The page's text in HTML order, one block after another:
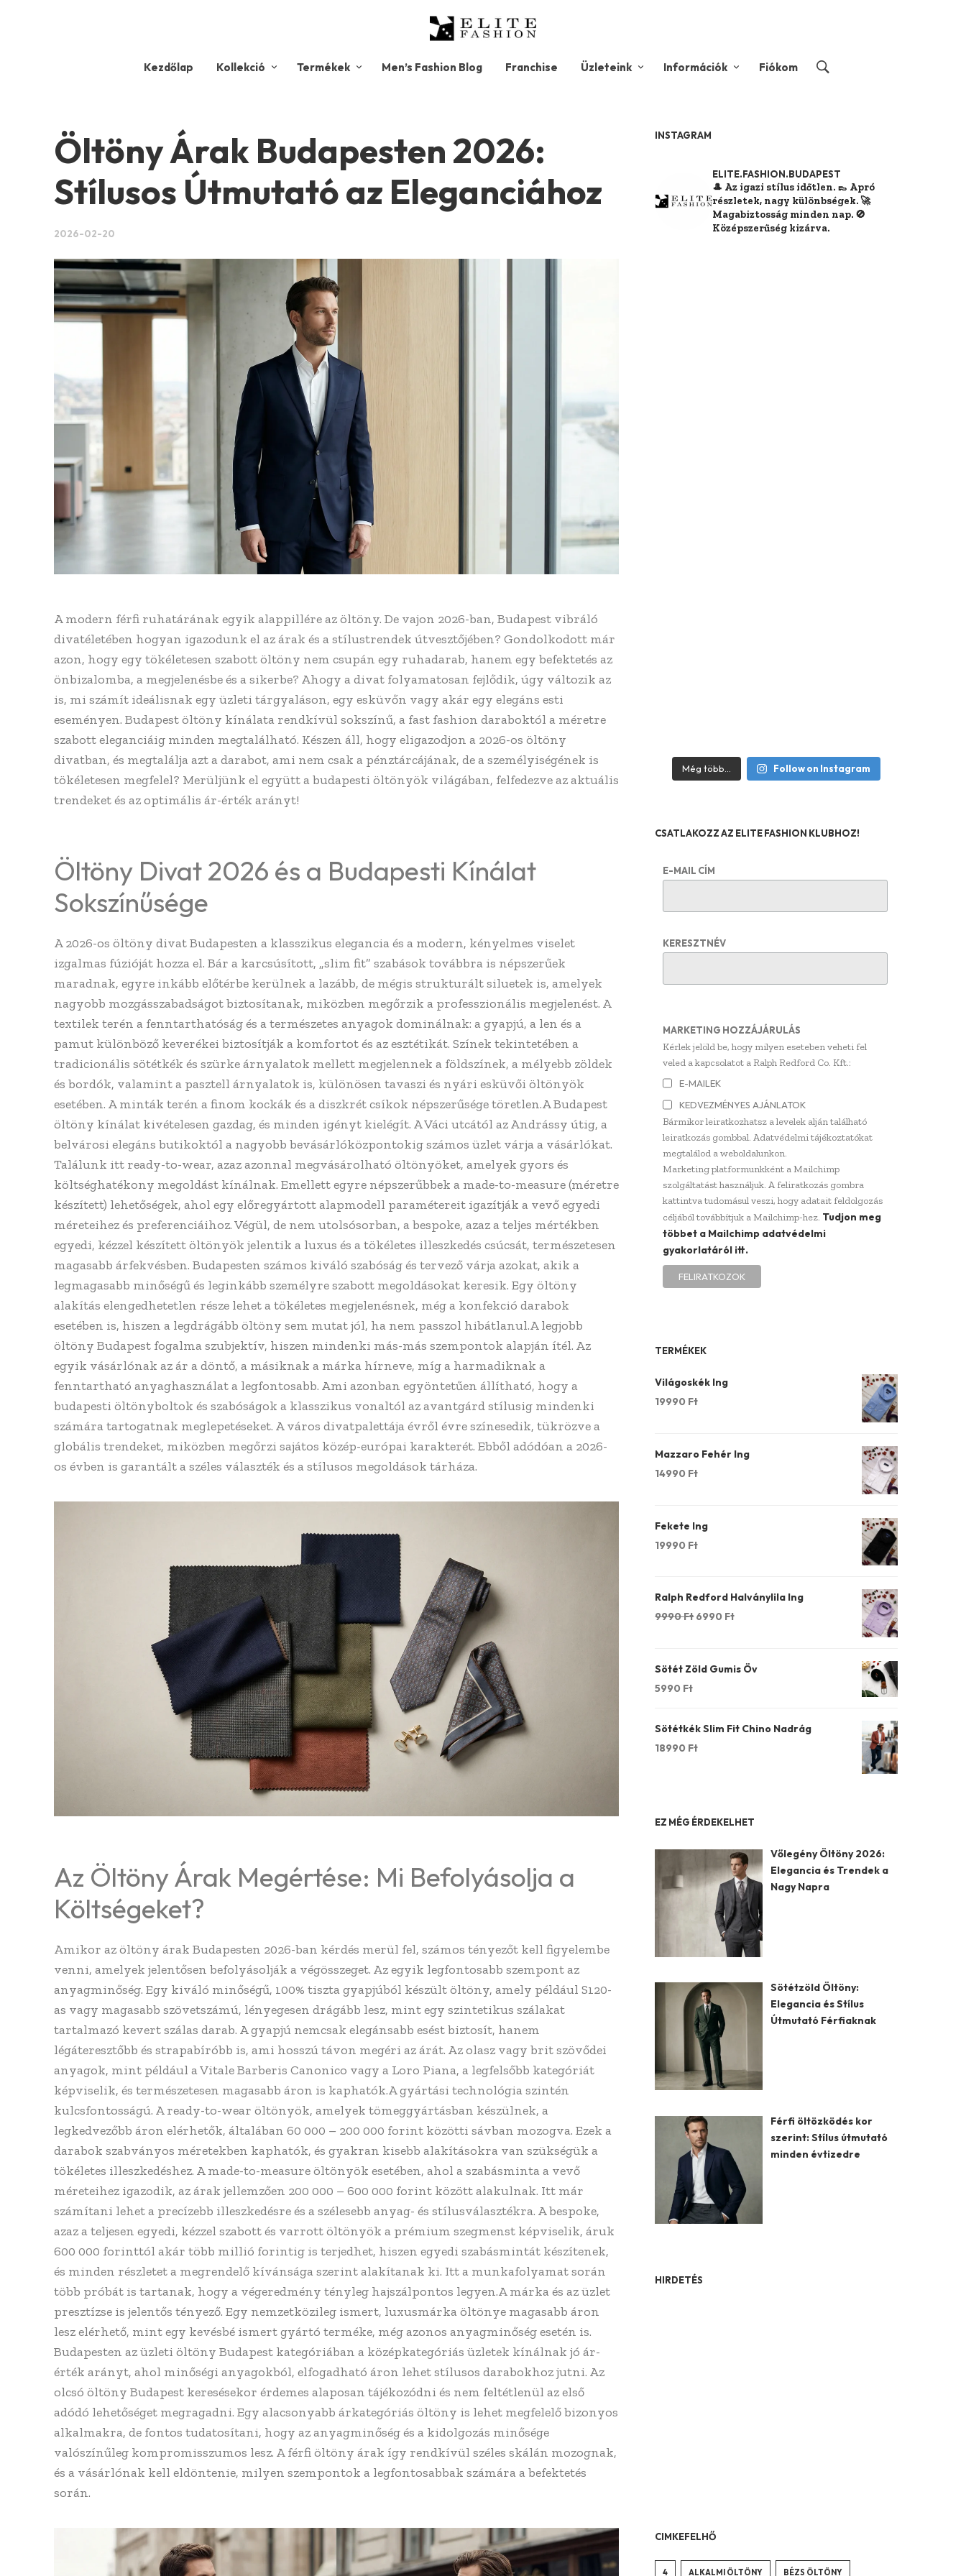
Kezdőlap Kollekció Termékek Men’s Fashion Blog Franchise Üzleteink Információk Fiókom
Öltöny Árak Budapesten 2026:
Stílusos Útmutató az Eleganciához
2026-02-20
A modern férfi ruhatárának egyik alappillére az öltöny. De vajon 2026-ban, Budapest vibráló
divatéletében hogyan igazodunk el az árak és a stílustrendek útvesztőjében? Gondolkodott már
azon, hogy egy tökéletesen szabott öltöny nem csupán egy ruhadarab, hanem egy befektetés az
önbizalomba, a megjelenésbe és a sikerbe? Ahogy a divat folyamatosan fejlődik, úgy változik az
is, mi számít ideálisnak egy üzleti tárgyaláson, egy esküvőn vagy akár egy elegáns esti
eseményen. Budapest öltöny kínálata rendkívül sokszínű, a fast fashion daraboktól a méretre
szabott eleganciáig minden megtalálható. Készen áll, hogy eligazodjon a 2026-os öltöny
divatban, és megtalálja azt a darabot, ami nem csak a pénztárcájának, de a személyiségének is
tökéletesen megfelel? Merüljünk el együtt a budapesti öltönyök világában, felfedezve az aktuális
trendeket és az optimális ár-érték arányt!
Öltöny Divat 2026 és a Budapesti Kínálat
Sokszínűsége
A 2026-os öltöny divat Budapesten a klasszikus elegancia és a modern, kényelmes viselet
izgalmas fúzióját hozza el. Bár a karcsúsított, „slim fit” szabások továbbra is népszerűek
maradnak, egyre inkább előtérbe kerülnek a lazább, de mégis strukturált siluetek is, amelyek
nagyobb mozgásszabadságot biztosítanak, miközben megőrzik a professzionális megjelenést. A
textilek terén a fenntarthatóság és a természetes anyagok dominálnak: a gyapjú, a len és a
pamut különböző keverékei biztosítják a komfortot és az esztétikát. Színek tekintetében a
tradicionális sötétkék és szürke árnyalatok mellett megjelennek a földszínek, a mélyebb zöldek
és bordók, valamint a pasztell árnyalatok is, különösen tavaszi és nyári esküvői öltönyök
esetében. A minták terén a finom kockák és a diszkrét csíkok népszerűsége töretlen.A Budapest
öltöny kínálat kivételesen gazdag, és minden igényt kielégít. A Váci utcától az Andrássy útig, a
belvárosi elegáns butikoktól a nagyobb bevásárlóközpontokig számos üzlet várja a vásárlókat.
Találunk itt ready-to-wear, azaz azonnal megvásárolható öltönyöket, amelyek gyors és
költséghatékony megoldást kínálnak. Emellett egyre népszerűbbek a made-to-measure (méretre
készített) lehetőségek, ahol egy előregyártott alapmodell paramétereit igazítják a vevő egyedi
méreteihez és preferenciáihoz. Végül, de nem utolsósorban, a bespoke, azaz a teljes mértékben
egyedi, kézzel készített öltönyök jelentik a luxus és a tökéletes illeszkedés csúcsát, természetesen
magasabb árfekvésben. Budapesten számos kiváló szabóság és tervező várja azokat, akik a
legmagasabb minőségű és leginkább személyre szabott megoldásokat keresik. Egy öltöny
alakítás elengedhetetlen része lehet a tökéletes megjelenésnek, még a konfekció darabok
esetében is, hiszen a legdrágább öltöny sem mutat jól, ha nem passzol hibátlanul.A legjobb
öltöny Budapest fogalma szubjektív, hiszen mindenki más-más szempontok alapján ítél. Az
egyik vásárlónak az ár a döntő, a másiknak a márka hírneve, míg a harmadiknak a
fenntartható anyaghasználat a legfontosabb. Ami azonban egyöntetűen állítható, hogy a
budapesti öltönyboltok és szabóságok a klasszikus vonaltól az avantgárd stílusig mindenki
számára tartogatnak meglepetéseket. A város divatpalettája évről évre színesedik, tükrözve a
globális trendeket, miközben megőrzi sajátos közép-európai karakterét. Ebből adódóan a 2026-
os évben is garantált a széles választék és a stílusos megoldások tárháza.
Az Öltöny Árak Megértése: Mi Befolyásolja a
Költségeket?
Amikor az öltöny árak Budapesten 2026-ban kérdés merül fel, számos tényezőt kell figyelembe
venni, amelyek jelentősen befolyásolják a végösszeget. Az egyik legfontosabb szempont az
anyagminőség. Egy kiváló minőségű, 100% tiszta gyapjúból készült öltöny, amely például S120-
as vagy magasabb szövetszámú, lényegesen drágább lesz, mint egy szintetikus szálakat
tartalmazó kevert szálas darab. A gyapjú nemcsak elegánsabb esést biztosít, hanem
légáteresztőbb és strapabíróbb is, ami hosszú távon megéri az árát. Az olasz vagy brit szövődei
anyagok, mint például a Vitale Barberis Canonico vagy a Loro Piana, a legfelsőbb kategóriát
képviselik, és természetesen magasabb áron is kaphatók.A gyártási technológia szintén
kulcsfontosságú. A ready-to-wear öltönyök, amelyek tömeggyártásban készülnek, a
legkedvezőbb áron elérhetők, általában 60 000 – 200 000 forint közötti sávban mozogva. Ezek a
darabok szabványos méretekben kaphatók, és gyakran kisebb alakításokra van szükségük a
tökéletes illeszkedéshez. A made-to-measure öltönyök esetében, ahol a szabásminta a vevő
méreteihez igazodik, az árak jellemzően 200 000 – 600 000 forint között alakulnak. Itt már
számítani lehet a precízebb illeszkedésre és a szélesebb anyag- és stílusválasztékra. A bespoke,
azaz a teljesen egyedi, kézzel szabott és varrott öltönyök a prémium szegmenst képviselik, áruk
600 000 forinttól akár több millió forintig is terjedhet, hiszen egyedi szabásmintát készítenek,
és minden részletet a megrendelő kívánsága szerint alakítanak ki. Itt a munkafolyamat során
több próbát is tartanak, hogy a végeredmény tényleg hajszálpontos legyen.A márka és az üzlet
presztízse is jelentős tényező. Egy nemzetközileg ismert, luxusmárka öltönye magasabb áron
lesz elérhető, mint egy kevésbé ismert gyártó terméke, még azonos anyagminőség esetén is.
Budapesten az üzleti öltöny Budapest kategóriában a középkategóriás üzletek kínálnak jó ár-
érték arányt, ahol minőségi anyagokból, elfogadható áron lehet stílusos darabokhoz jutni. Az
olcsó öltöny Budapest keresésekor érdemes alaposan tájékozódni és nem feltétlenül az első
adódó lehetőséget megragadni. Egy alacsonyabb árkategóriás öltöny is lehet megfelelő bizonyos
alkalmakra, de fontos tudatosítani, hogy az anyagminőség és a kidolgozás minősége
valószínűleg kompromisszumos lesz. A férfi öltöny árak így rendkívül széles skálán mozognak,
és a vásárlónak kell eldöntenie, milyen szempontok a legfontosabbak számára a befektetés
során.
INSTAGRAM
ELITE.FASHION.BUDAPEST
🎩 Az igazi stílus időtlen. 👞 Apró
részletek, nagy különbségek.🚀
Magabiztosság minden nap. 🚫
Középszerűség kizárva.
Még több... Follow on Instagram
CSATLAKOZZ AZ ELITE FASHION KLUBHOZ!
E-MAIL CÍM
KERESZTNÉV
MARKETING HOZZÁJÁRULÁS
Kérlek jelöld be, hogy milyen eseteben veheti fel
veled a kapcsolatot a Ralph Redford Co. Kft.:
E-MAILEK
KEDVEZMÉNYES AJÁNLATOK
Bármikor leiratkozhatsz a levelek alján található
leiratkozás gombbal. Adatvédelmi tájékoztatókat
megtalálod a weboldalunkon.
Marketing platformunkként a Mailchimp
szolgáltatást használjuk. A feliratkozás gombra
kattintva tudomásul veszi, hogy adatait feldolgozás
céljából továbbítjuk a Mailchimp-hez. Tudjon meg
többet a Mailchimp adatvédelmi
gyakorlatáról itt.
TERMÉKEK
Világoskék Ing
19990 Ft
Mazzaro Fehér Ing
14990 Ft
Fekete Ing
19990 Ft
Ralph Redford Halványlila Ing
9990Ft Original
9990 Ft.
6990 FtCurrent
6990 Ft.
Sötét Zöld Gumis Öv
5990 Ft
Sötétkék Slim Fit Chino Nadrág
18990 Ft
EZ MÉG ÉRDEKELHET
Vőlegény Öltöny 2026:
Elegancia és Trendek a
Nagy Napra
Sötétzöld Öltöny:
Elegancia és Stílus
Útmutató Férfiaknak
Férfi öltözködés kor
szerint: Stílus útmutató
minden évtizedre
HIRDETÉS
CIMKEFELHŐ
4 ALKALMI ÖLTÖNY BÉZS ÖLTÖNY